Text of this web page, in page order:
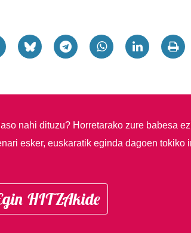
nahi dituzu? Horretarako zure babesa
esker, euskaratik eginda dagoen tokiko
HITZAkide